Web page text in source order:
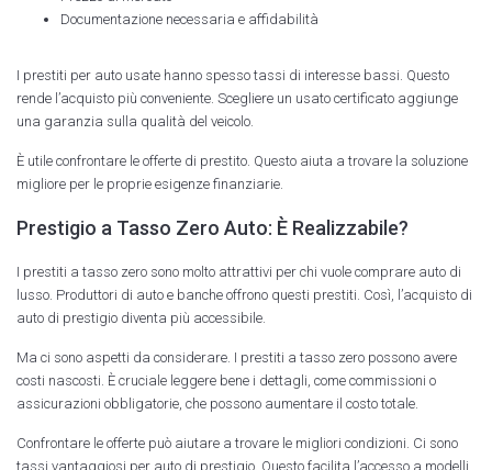
Documentazione necessaria e affidabilità
I prestiti per auto usate hanno spesso tassi di interesse bassi. Questo
rende l’acquisto più conveniente. Scegliere un usato certificato aggiunge
una garanzia sulla qualità del veicolo.
È utile confrontare le offerte di prestito. Questo aiuta a trovare la soluzione
migliore per le proprie esigenze finanziarie.
Prestigio a Tasso Zero Auto: È Realizzabile?
I prestiti a tasso zero sono molto attrattivi per chi vuole comprare auto di
lusso. Produttori di auto e banche offrono questi prestiti. Così, l’acquisto di
auto di prestigio diventa più accessibile.
Ma ci sono aspetti da considerare. I prestiti a tasso zero possono avere
costi nascosti. È cruciale leggere bene i dettagli, come commissioni o
assicurazioni obbligatorie, che possono aumentare il costo totale.
Confrontare le offerte può aiutare a trovare le migliori condizioni. Ci sono
tassi vantaggiosi per auto di prestigio. Questo facilita l’accesso a modelli